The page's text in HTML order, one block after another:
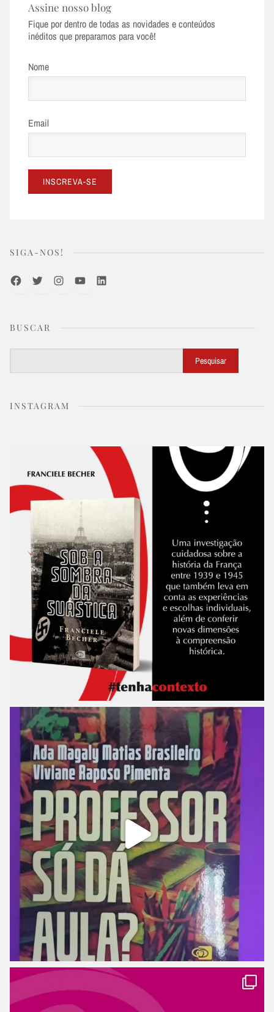
Assine nosso blog
Fique por dentro de todas as novidades e conteúdos
inéditos que preparamos para você!
Nome
Email
SIGA-NOS!
FacebookTwitterInstagramYoutubeLinkedIn
BUSCAR
Pesquisar
INSTAGRAM